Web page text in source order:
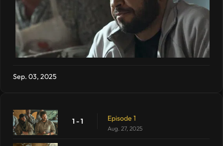
Sep. 03, 2025
1 - 1 Episode 1
Aug. 27, 2025